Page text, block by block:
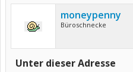
moneypenny
Büroschnecke
Unter dieser Adresse